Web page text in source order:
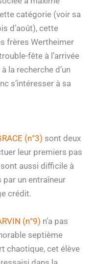
catégorie (voir sa
d’août), cette
frères Wertheimer
fête à l’arrivée
la recherche d’un
s’intéresser à sa
(n°3) sont deux
leur premiers pas
sont aussi difficile à
par un entraîneur
crédit.
(n°9) n’a pas
septième
chaotique, cet élève